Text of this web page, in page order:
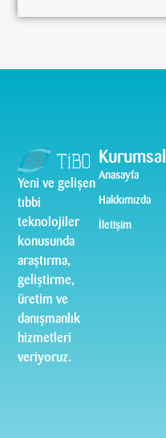
Yeni ve gelişen
tıbbi
teknolojiler
konusunda
araştırma,
geliştirme,
üretim ve
danışmanlık
hizmetleri
veriyoruz.
Kurumsal
Anasayfa
Hakkımızda
İletişim